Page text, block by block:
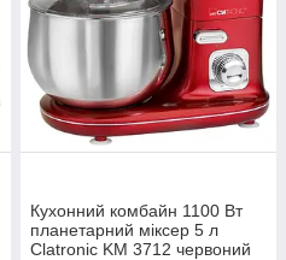
Кухонний комбайн 1100 Вт
планетарний міксер 5 л
Clatronic KM 3712 червоний